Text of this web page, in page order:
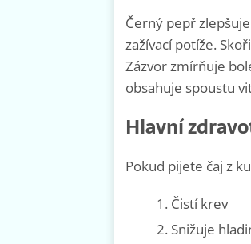
Černý pepř
zažívací potíže.
Zázvor zmírňuje
obsahuje spoustu
Hlavní
Pokud pijete čaj z
Čistí krev
Snižuje